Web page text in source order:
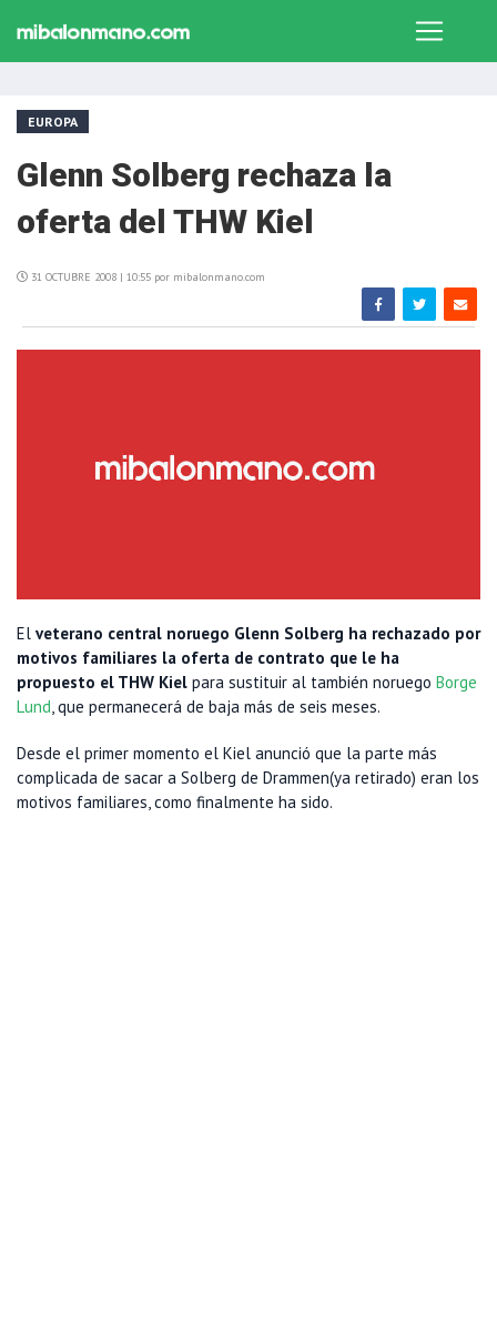
EUROPA
Glenn Solberg rechaza la
oferta del THW Kiel
31 OCTUBRE 2008 | 10:55 por mibalonmano.com
El veterano central noruego Glenn Solberg ha rechazado por
motivos familiares la oferta de contrato que le ha
propuesto el THW Kiel para sustituir al también noruego Borge
Lund , que permanecerá de baja más de seis meses.
Desde el primer momento el Kiel anunció que la parte más
complicada de sacar a Solberg de Drammen(ya retirado) eran los
motivos familiares, como finalmente ha sido.